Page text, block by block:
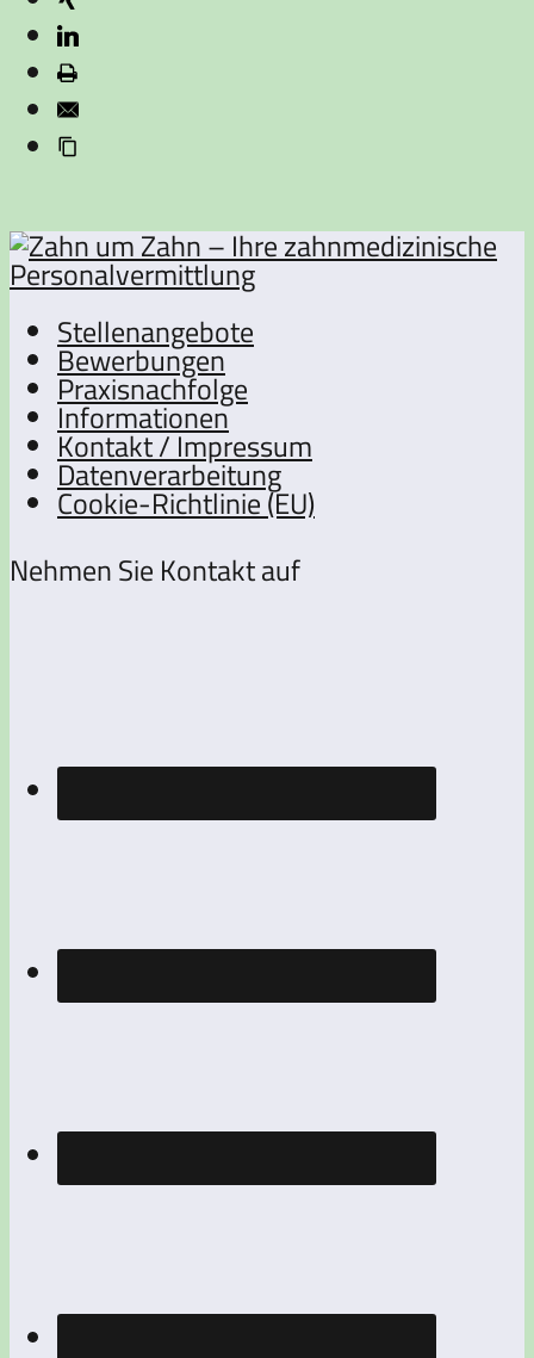
Stellenangebote
Bewerbungen
Praxisnachfolge
Informationen
Kontakt / Impressum
Datenverarbeitung
Cookie-Richtlinie (EU)
Nehmen Sie Kontakt auf